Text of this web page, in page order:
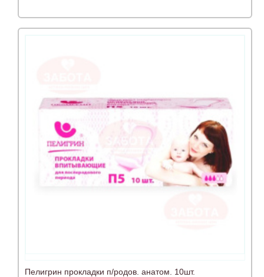
Пелигрин прокладки п/родов. анатом. 10шт.